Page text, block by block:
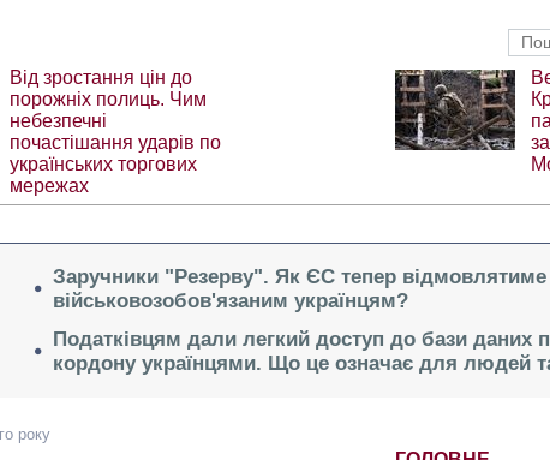
Від зростання цін до
порожніх полиць. Чим
небезпечні
почастішання ударів по
українських торгових
мережах
Заручники "Резерву". Як ЄС тепер відмовлятиме
військовозобов'язаним українцям?
Податківцям дали легкий доступ до бази даних
кордону українцями. Що це означає для людей
року